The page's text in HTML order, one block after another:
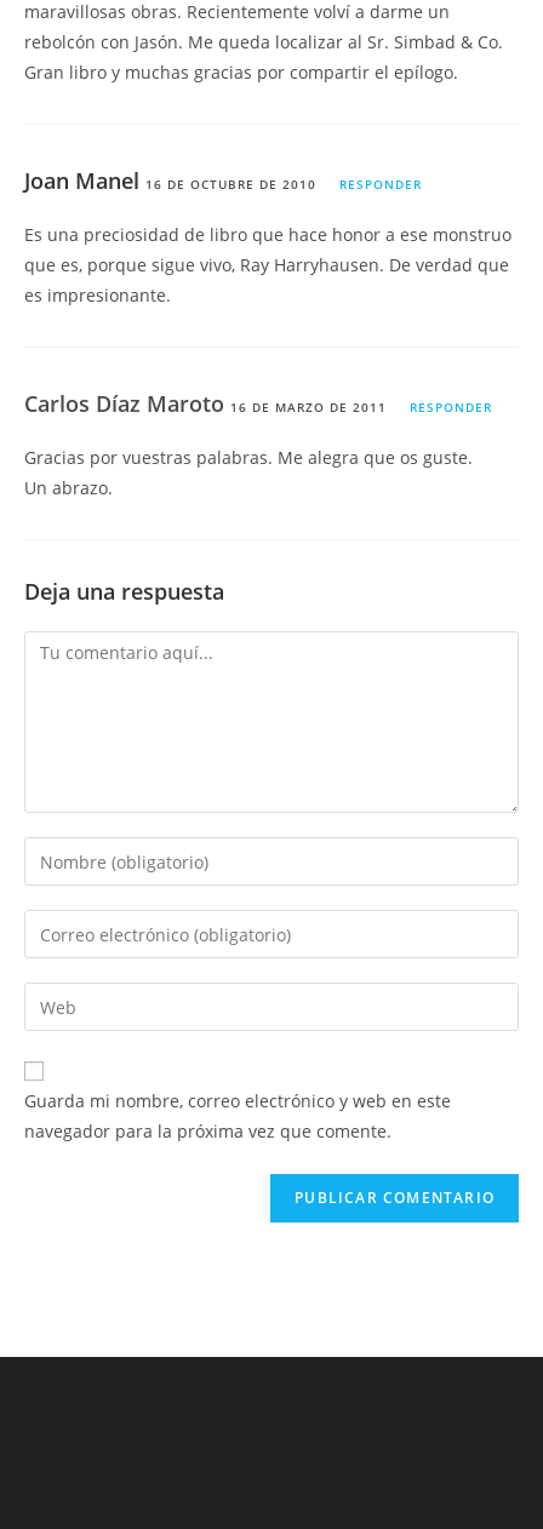
maravillosas obras. Recientemente volví a darme un
rebolcón con Jasón. Me queda localizar al Sr. Simbad & Co.
Gran libro y muchas gracias por compartir el epílogo.
Joan Manel 16 DE OCTUBRE DE 2010 RESPONDER
Es una preciosidad de libro que hace honor a ese monstruo
que es, porque sigue vivo, Ray Harryhausen. De verdad que
es impresionante.
Carlos Díaz Maroto 16 DE MARZO DE 2011 RESPONDER
Gracias por vuestras palabras. Me alegra que os guste.
Un abrazo.
Deja una respuesta
Comentario
Introduce
tu
nombre
de
usuario
para
comentar
Introduce
tu
dirección
de
electrónico
para
comentar
Introduce
la
URL
de
Guarda mi nombre, correo electrónico y web en este
navegador para la próxima vez que comente.